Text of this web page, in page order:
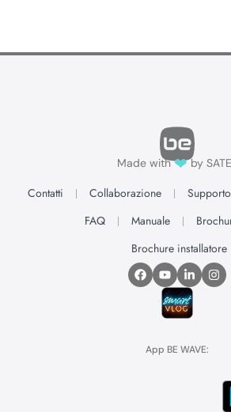
Made with❤by
Contatti Collaborazione Supporto
FAQ
Manuale
Brochure installatore
App BE WAVE: